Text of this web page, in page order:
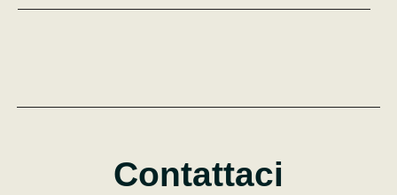
Contattaci